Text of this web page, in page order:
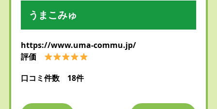
うまこみゅ
https://www.uma-commu.jp/
評価
口コミ件数 18件